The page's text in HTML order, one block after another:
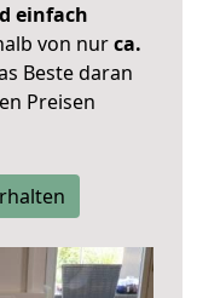
einfach
von nurca.
Beste daran
Preisen